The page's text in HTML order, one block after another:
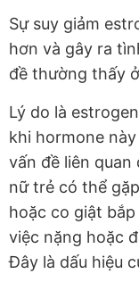
Sự suy giảm
hơn và gây ra
đề thường thấy
Lý do là
khi hormone
vấn đề liên quan
nữ trẻ có thể
hoặc co giật
việc nặng hoặc
Đây là dấu hiệu